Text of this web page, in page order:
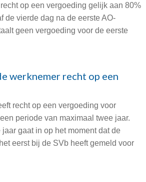
op een vergoeding gelijk aan 80%
de vierde dag na de eerste AO-
geen vergoeding voor de eerste
werknemer recht op een
recht op een vergoeding voor
periode van maximaal twee jaar.
gaat in op het moment dat de
eerst bij de SVb heeft gemeld voor